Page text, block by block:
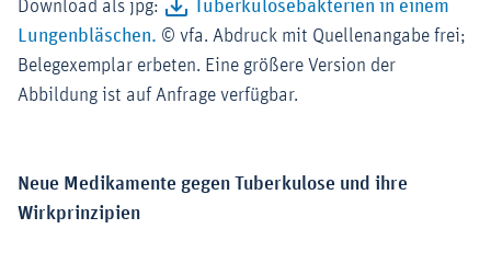
Medien
Download als jpg:
Tuberkulosebakterien in einem
Lungenbläschen. © vfa. Abdruck mit Quellenangabe frei;
Belegexemplar erbeten. Eine größere Version der
Abbildung ist auf Anfrage verfügbar.
Neue Medikamente gegen Tuberkulose und ihre
Wirkprinzipien